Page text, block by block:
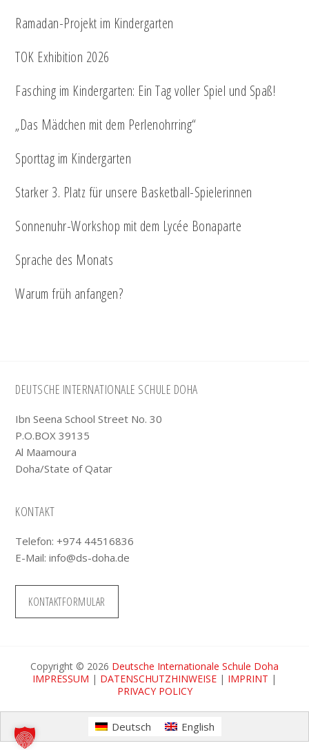
Ramadan-Projekt im Kindergarten
TOK Exhibition 2026
Fasching im Kindergarten: Ein Tag voller Spiel und Spaß!
„Das Mädchen mit dem Perlenohrring“
Sporttag im Kindergarten
Starker 3. Platz für unsere Basketball-Spielerinnen
Sonnenuhr-Workshop mit dem Lycée Bonaparte
Sprache des Monats
Warum früh anfangen?
Footer
DEUTSCHE INTERNATIONALE SCHULE DOHA
Ibn Seena School Street No. 30
P.O.BOX 39135
Al Maamoura
Doha/State of Qatar
KONTAKT
Telefon: +974 44516836
E-Mail:info@ds-doha.de
KONTAKTFORMULAR
Copyright © 2026 Deutsche Internationale Schule Doha
IMPRESSUM | DATENSCHUTZHINWEISE | IMPRINT |
PRIVACY POLICY
Deutsch English